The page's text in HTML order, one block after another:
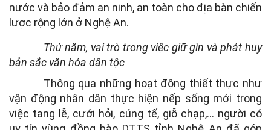
nước và bảo đảm an ninh, an toàn cho địa bàn chiến
lược rộng lớn ở Nghệ An.
Thứ năm, vai trò trong việc giữ gìn và phát huy
bản sắc văn hóa dân tộc
Thông qua những hoạt động thiết thực như
vận động nhân dân thực hiện nếp sống mới trong
việc tang lễ, cưới hỏi, cúng tế, giỗ chạp,… người có